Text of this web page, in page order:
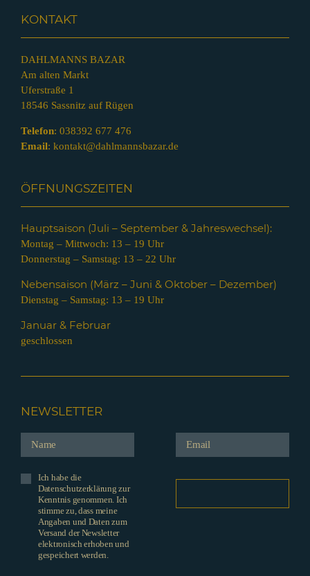
KONTAKT
DAHLMANNS BAZAR
Am alten Markt
Uferstraße 1
18546 Sassnitz auf Rügen
Telefon: 038392 677 476
Email: kontakt@dahlmannsbazar.de
ÖFFNUNGSZEITEN
Hauptsaison (Juli – September & Jahreswechsel):
Montag – Mittwoch: 13 – 19 Uhr
Donnerstag – Samstag: 13 – 22 Uhr
Nebensaison (März – Juni & Oktober – Dezember)
Dienstag – Samstag: 13 – 19 Uhr
Januar & Februar
geschlossen
NEWSLETTER
Ich habe die
Datenschutzerklärung zur
Kenntnis genommen. Ich
stimme zu, dass meine
Angaben und Daten zum
Versand der Newsletter
elektronisch erhoben und
gespeichert werden.